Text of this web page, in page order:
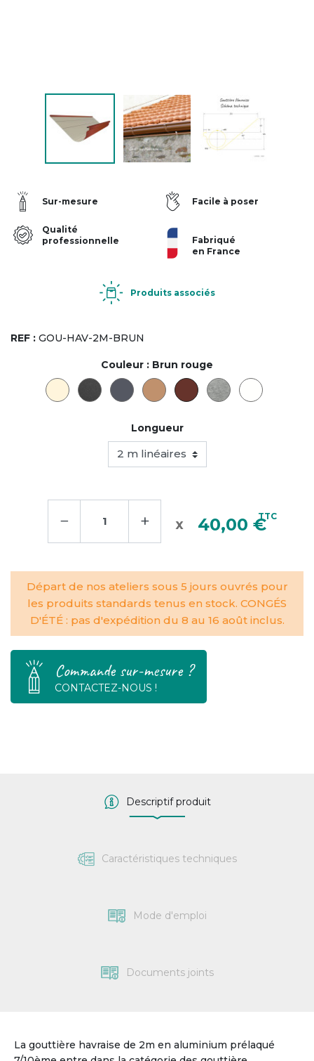
Sur-mesure Facile à poser
Qualité
professionnelle
Fabriqué
en France
Produits associés
REF : GOU-HAV-2M-BRUN
Couleur : Brun rouge
Longueur
− + 40,00 €TTC
Départ de nos ateliers sous 5 jours ouvrés pour
les produits standards tenus en stock. CONGÉS
D'ÉTÉ : pas d'expédition du 8 au 16 août inclus.
Commande sur-mesure ?
CONTACTEZ-NOUS !
Descriptif produit
Caractéristiques techniques
Mode d'emploi
Documents joints
La gouttière havraise de 2m en aluminium prélaqué